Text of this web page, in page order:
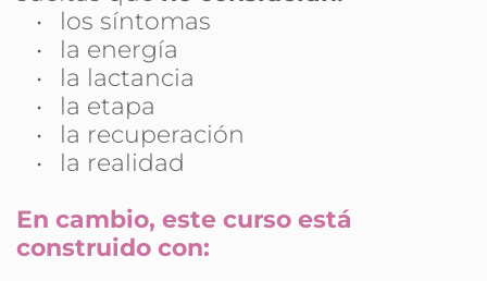
los síntomas
la energía
la lactancia
la etapa
la recuperación
la realidad
En cambio, este curso está
construido con: